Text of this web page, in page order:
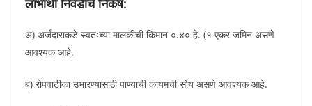
लाभार्थी निवडीचे निकष:
अ) अर्जदाराकडे स्वतःच्या मालकीची किमान ०.४० हे. (१ एकर जमिन असणे
आवश्यक आहे.
ब) रोपवाटीका उभारण्यासाठी पाण्याची कायमची सोय असणे आवश्यक आहे.